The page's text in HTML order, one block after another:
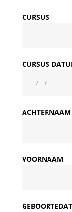
CURSUS
CURSUS
ACHTERNAAM
VOORNAAM